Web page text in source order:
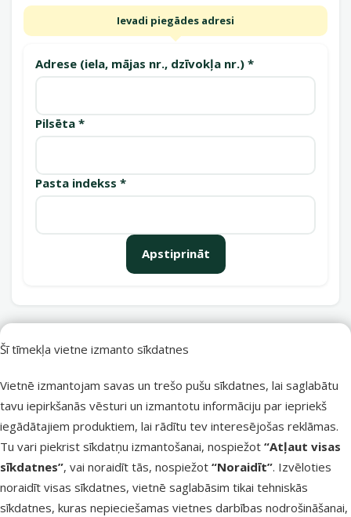
Šī tīmekļa vietne izmanto sīkdatnes
Vietnē izmantojam savas un trešo pušu sīkdatnes, lai saglabātu
tavu iepirkšanās vēsturi un izmantotu informāciju par iepriekš
iegādātajiem produktiem, lai rādītu tev interesējošas reklāmas.
Tu vari piekrist sīkdatņu izmantošanai, nospiežot “Atļaut visas
sīkdatnes”, vai noraidīt tās, nospiežot “Noraidīt”. Izvēloties
noraidīt visas sīkdatnes, vietnē saglabāsim tikai tehniskās
sīkdatnes, kuras nepieciešamas vietnes darbības nodrošināšanai,
Ievadi piegādes adresi
Adrese (iela, mājas nr., dzīvokļa nr.) *
Pilsēta *
Pasta indekss *
Apstiprināt
LATVIJAS PASTS nodaļas nav pieejams
OMNIVA pakomāti nav pieejams